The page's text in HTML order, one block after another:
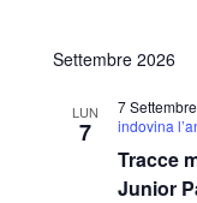
Settembre 2026
LUN
7
Tracce
Junior
7
indovina